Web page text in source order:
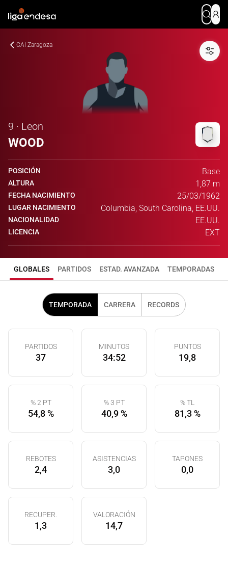
CAI Zaragoza
9 · Leon
WOOD
POSICIÓN Base
ALTURA 1,87 m
FECHA NACIMIENTO 25/03/1962
LUGAR NACIMIENTO Columbia, South Carolina, EE.UU.
NACIONALIDAD EE.UU.
LICENCIA EXT
GLOBALES PARTIDOS ESTAD. AVANZADA TEMPORADAS
TEMPORADA CARRERA RECORDS
PARTIDOS
37
MINUTOS
34:52
PUNTOS
19,8
% 2 PT
54,8 %
% 3 PT
40,9 %
% TL
81,3 %
REBOTES
2,4
ASISTENCIAS
3,0
TAPONES
0,0
RECUPER.
1,3
VALORACIÓN
14,7